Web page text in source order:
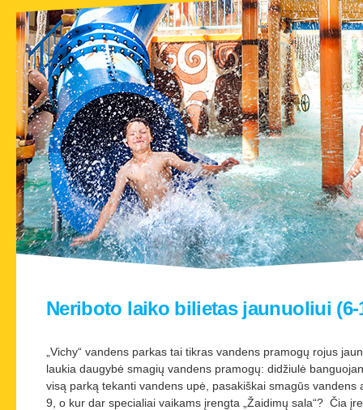
Neriboto laiko bilietas jaunuoliui (6-
„Vichy“ vandens parkas tai tikras vandens pramogų rojus
laukia daugybė smagių vandens pramogų: didžiulė
visą parką tekanti vandens upė, pasakiškai smagūs
9, o kur dar specialiai vaikams įrengta „Žaidimų sala“? Čia